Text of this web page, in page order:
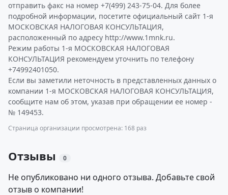
отправить факс на номер +7(499) 243-75-04. Для более
подробной информации, посетите официальный сайт 1-я
МОСКОВСКАЯ НАЛОГОВАЯ КОНСУЛЬТАЦИЯ,
расположенный по адресу http://www.1mnk.ru.
Режим работы 1-я МОСКОВСКАЯ НАЛОГОВАЯ
КОНСУЛЬТАЦИЯ рекомендуем уточнить по телефону
+74992401050.
Если вы заметили неточность в представленных данных о
компании 1-я МОСКОВСКАЯ НАЛОГОВАЯ КОНСУЛЬТАЦИЯ,
сообщите нам об этом, указав при обращении ее номер -
№ 149453.
Страница организации просмотрена: 168 раз
Отзывы 0
Не опубликовано ни одного отзыва. Добавьте свой
отзыв о компании!